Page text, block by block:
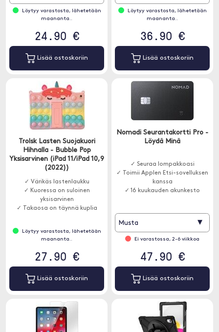
Löytyy varastosta, lähetetään
maananta..
24.90 €
Lisää ostoskoriin
Löytyy varastosta, lähetetään
maananta..
36.90 €
Lisää ostoskoriin
Trolsk Lasten Suojakuori
Hihnalla - Bubble Pop
Yksisarvinen (iPad 11/iPad 10,9
(2022))
✓ Värikäs lastenlaukku
✓ Kuoressa on suloinen
yksisarvinen
✓ Takaosa on täynnä kuplia
Löytyy varastosta, lähetetään
maananta..
27.90 €
Lisää ostoskoriin
Nomadi Seurantakortti Pro -
Löydä Minä
✓ Seuraa lompakkoasi
✓ Toimii Applen Etsi-sovelluksen
kanssa
✓ 16 kuukauden akunkesto
Musta ▾
Ei varastossa, 2-6 viikkoa
47.90 €
Lisää ostoskoriin